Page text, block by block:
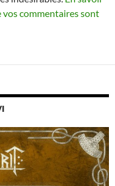
vos commentaires sont